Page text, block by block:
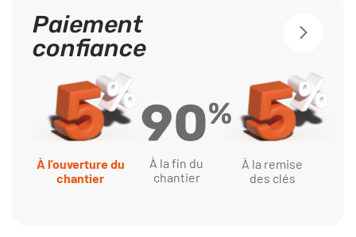
Paiement
confiance
À l'ouverture du
chantier
À la fin du
chantier
À la remise
des clés